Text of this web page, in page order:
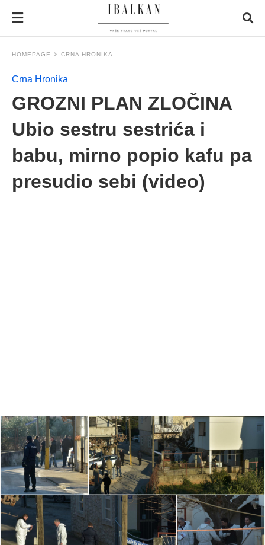
HOMEPAGE CRNA HRONIKA
Crna Hronika
GROZNI PLAN ZLOČINA
Ubio sestru sestrića i
babu, mirno popio kafu pa
presudio sebi (video)